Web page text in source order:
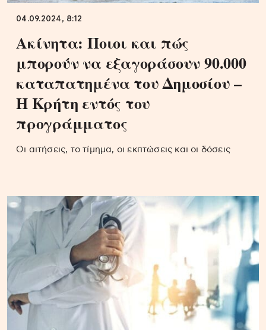
04.09.2024, 8:12
Ακίνητα: Ποιοι και πώς
μπορούν να εξαγοράσουν 90.000
καταπατημένα του Δημοσίου –
Η Κρήτη εντός του
προγράμματος
Οι αιτήσεις, το τίμημα, οι εκπτώσεις και οι δόσεις